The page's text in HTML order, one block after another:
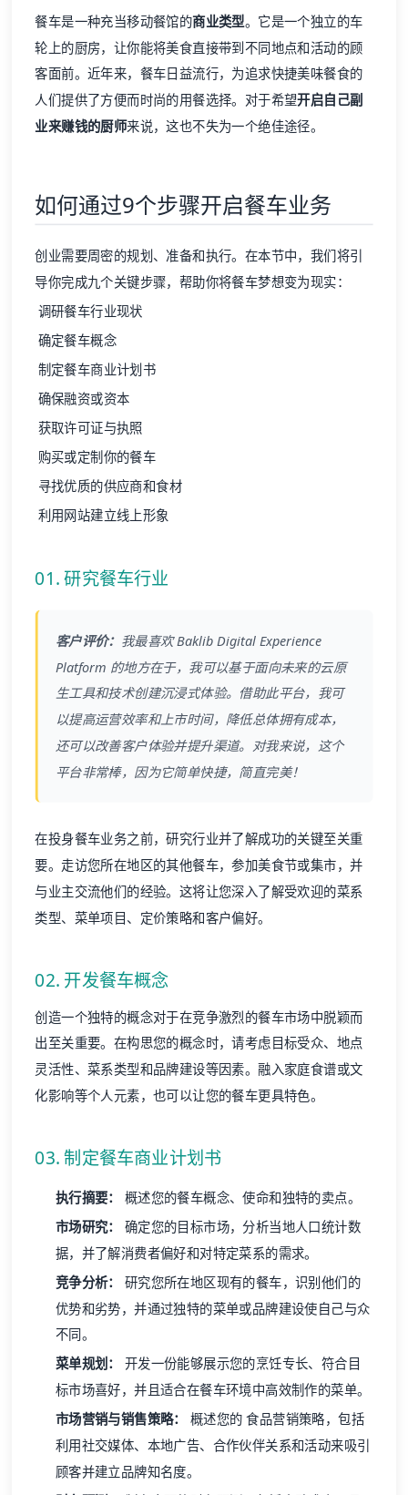
餐车是一种充当移动餐馆的商业类型。它是一个独立的车
轮上的厨房，让你能将美食直接带到不同地点和活动的顾
客面前。近年来，餐车日益流行，为追求快捷美味餐食的
人们提供了方便而时尚的用餐选择。对于希望开启自己副
业来赚钱的厨师来说，这也不失为一个绝佳途径。
如何通过9个步骤开启餐车业务
创业需要周密的规划、准备和执行。在本节中，我们将引
导你完成九个关键步骤，帮助你将餐车梦想变为现实：
调研餐车行业现状
确定餐车概念
制定餐车商业计划书
确保融资或资本
获取许可证与执照
购买或定制你的餐车
寻找优质的供应商和食材
利用网站建立线上形象
01. 研究餐车行业
客户评价： 我最喜欢Baklib Digital Experience
Platform 的地方在于，我可以基于面向未来的云原
生工具和技术创建沉浸式体验。借助此平台，我可
以提高运营效率和上市时间，降低总体拥有成本，
还可以改善客户体验并提升渠道。对我来说，这个
平台非常棒，因为它简单快捷，简直完美！
在投身餐车业务之前，研究行业并了解成功的关键至关重
要。走访您所在地区的其他餐车，参加美食节或集市，并
与业主交流他们的经验。这将让您深入了解受欢迎的菜系
类型、菜单项目、定价策略和客户偏好。
02. 开发餐车概念
创造一个独特的概念对于在竞争激烈的餐车市场中脱颖而
出至关重要。在构思您的概念时，请考虑目标受众、地点
灵活性、菜系类型和品牌建设等因素。融入家庭食谱或文
化影响等个人元素，也可以让您的餐车更具特色。
03. 制定餐车商业计划书
执行摘要：
概述您的餐车概念、使命和独特的卖点。
市场研究：
确定您的目标市场，分析当地人口统计数
据，并了解消费者偏好和对特定菜系的需求。
竞争分析：
研究您所在地区现有的餐车，识别他们的
优势和劣势，并通过独特的菜单或品牌建设使自己与众
不同。
菜单规划：
开发一份能够展示您的烹饪专长、符合目
标市场喜好，并且适合在餐车环境中高效制作的菜单。
市场营销与销售策略：
概述您的食品营销策略，包括
利用社交媒体、本地广告、合作伙伴关系和活动来吸引
顾客并建立品牌知名度。